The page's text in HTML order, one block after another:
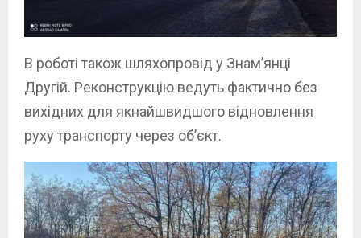
В роботі також шляхопровід у Знам’янці
Другій. Реконструкцію ведуть фактично без
вихідних для якнайшвидшого відновлення
руху транспорту через об’єкт.